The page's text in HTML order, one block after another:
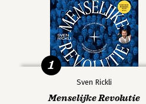
Sven Rickli
Menselijke Revolutie
1